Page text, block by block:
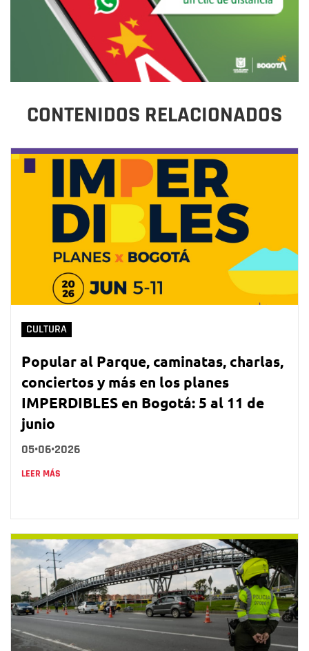
CONTENIDOS RELACIONADOS
CULTURA
Popular al Parque, caminatas, charlas,
conciertos y más en los planes
IMPERDIBLES en Bogotá: 5 al 11 de
junio
05•06•2026
LEER MÁS